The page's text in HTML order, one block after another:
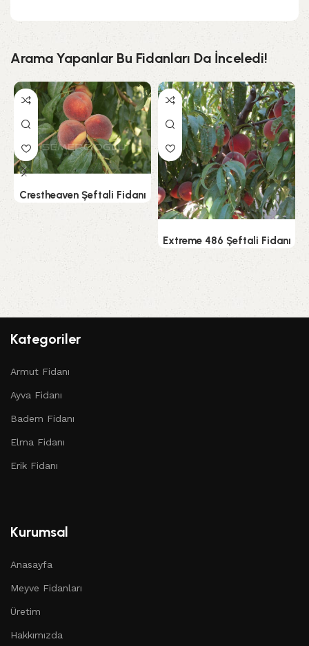
Arama Yapanlar Bu Fidanları Da İnceledi!
Crestheaven Şeftali Fidanı
Extreme 486 Şeftali Fidanı
Kategoriler
Armut Fidanı
Ayva Fidanı
Badem Fidanı
Elma Fidanı
Erik Fidanı
Kurumsal
Anasayfa
Meyve Fidanları
Üretim
Hakkımızda